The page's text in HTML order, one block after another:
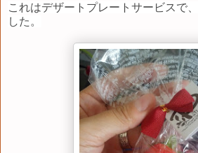
これはデザートプレートサービスで
した。